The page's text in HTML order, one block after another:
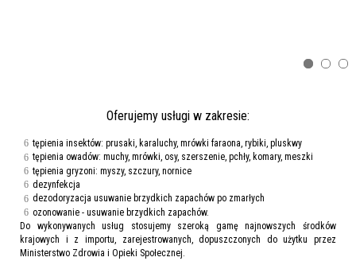
Oferujemy usługi w zakresie:
tępienia insektów: prusaki, karaluchy, mrówki faraona, rybiki, pluskwy
tępienia owadów: muchy, mrówki, osy, szerszenie, pchły, komary, meszki
tępienia gryzoni: myszy, szczury, nornice
dezynfekcja
dezodoryzacja usuwanie brzydkich zapachów po zmarłych
ozonowanie - usuwanie brzydkich zapachów.
Do wykonywanych usług stosujemy szeroką gamę najnowszych środków
krajowych i z importu, zarejestrowanych, dopuszczonych do użytku przez
Ministerstwo Zdrowia i Opieki Społecznej.